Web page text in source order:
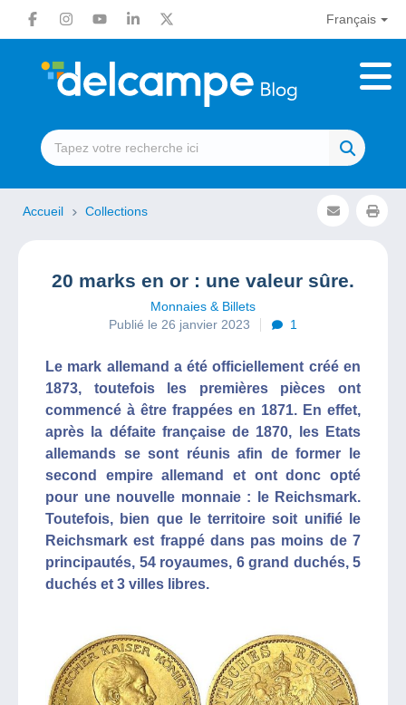
Français
Accueil Collections
20 marks en or : une valeur sûre.
Monnaies & Billets
Publié le 26 janvier 2023
1
Le mark allemand a été officiellement créé en
1873, toutefois les premières pièces ont
commencé à être frappées en 1871. En effet,
après la défaite française de 1870, les Etats
allemands se sont réunis afin de former le
second empire allemand et ont donc opté
pour une nouvelle monnaie : le Reichsmark.
Toutefois, bien que le territoire soit unifié le
Reichsmark est frappé dans pas moins de 7
principautés, 54 royaumes, 6 grand duchés, 5
duchés et 3 villes libres.